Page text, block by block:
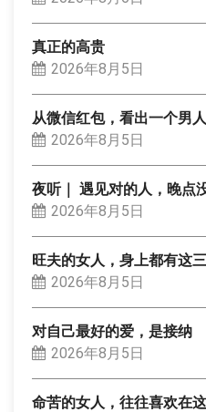
真正的高贵
2026年8月5日
从微信红包，看出一个男
2026年8月5日
夜听｜ 遇见对的人，晚点
2026年8月5日
旺夫的女人，身上都有这
2026年8月5日
对自己最好的爱，是接纳
2026年8月5日
命苦的女人，往往喜欢在